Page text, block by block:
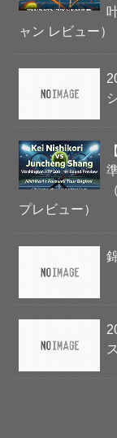
ャン レビュー）
プレビュー）